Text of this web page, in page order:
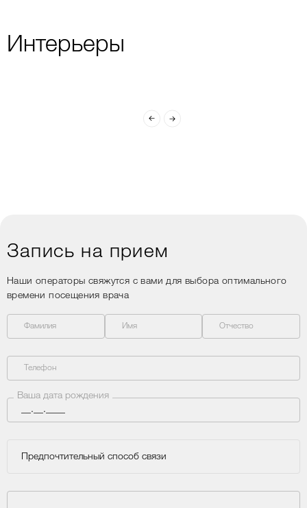
объясняют все спокойно и
доходчиво, что особенно
Интерьеры
Запись на прием
Наши операторы свяжутся с вами для выбора оптимального
времени посещения врача
Фамилия Имя Отчество
Телефон
Ваша дата рождения
Предпочтительный способ связи